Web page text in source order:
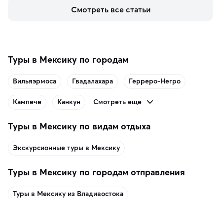
аутентичных лавках — в подарок близким или себе на
Смотреть все статьи
Туры в Мексику по городам
Вильяэрмоса Гвадалахара Герреро-Негро
Кампече Канкун Смотреть еще
Туры в Мексику по видам отдыха
Экскурсионные туры в Мексику
Туры в Мексику по городам отправления
Туры в Мексику из Владивостока